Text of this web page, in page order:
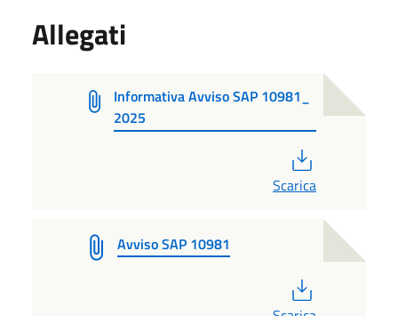
Allegati
Informativa Avviso SAP 10981_
2025
Scarica
Avviso SAP 10981